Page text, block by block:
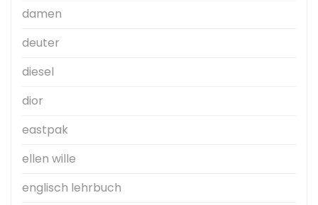
damen
deuter
diesel
dior
eastpak
ellen wille
englisch lehrbuch